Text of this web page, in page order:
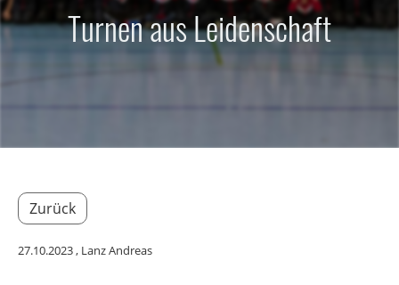
Turnen aus Leidenschaft
Zurück
27.10.2023, Lanz Andreas